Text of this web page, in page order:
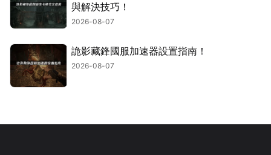
與解決技巧！
2026-08-07
詭影藏鋒國服加速器設置指南！
2026-08-07